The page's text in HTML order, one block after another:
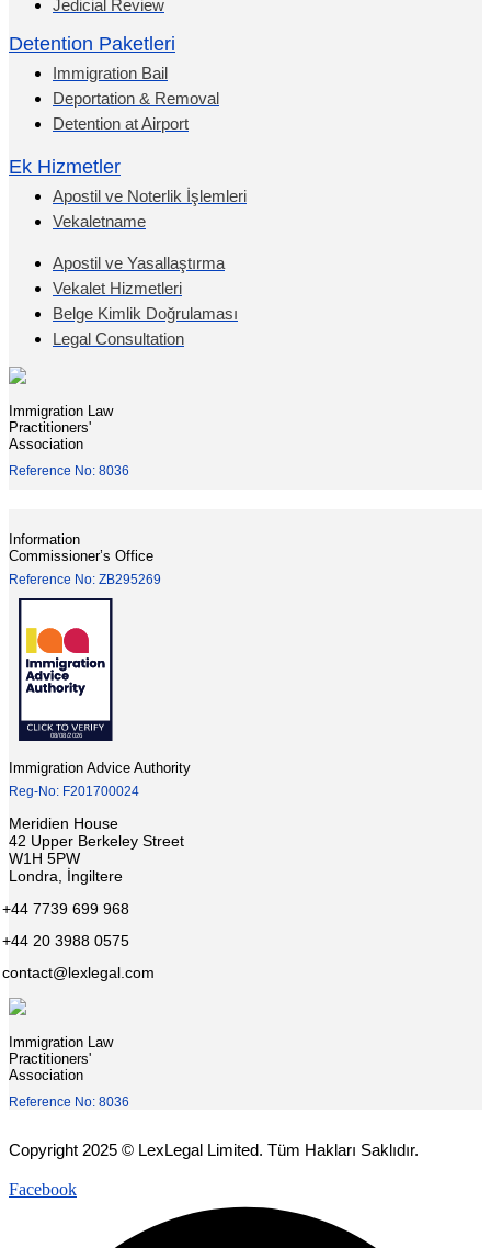
Jedicial Review
Detention Paketleri
Immigration Bail
Deportation & Removal
Detention at Airport
Ek Hizmetler
Apostil ve Noterlik İşlemleri
Vekaletname
Apostil ve Yasallaştırma
Vekalet Hizmetleri
Belge Kimlik Doğrulaması
Legal Consultation
Immigration Law
Practitioners'
Association
Reference No: 8036
Information
Commissioner’s Office
Reference No: ZB295269
Immigration Advice Authority
Reg-No: F201700024
Meridien House
42 Upper Berkeley Street
W1H 5PW
Londra, İngiltere
+44 7739 699 968
+44 20 3988 0575
contact@lexlegal.com
Immigration Law
Practitioners'
Association
Reference No: 8036
Copyright 2025 © LexLegal Limited. Tüm Hakları Saklıdır.
Facebook